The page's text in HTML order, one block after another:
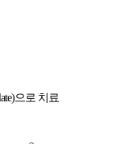
으로 치료